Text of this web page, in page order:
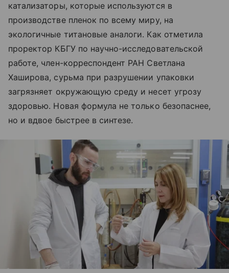
катализаторы, которые используются в
производстве пленок по всему миру, на
экологичные титановые аналоги. Как отметила
проректор КБГУ по научно-исследовательской
работе, член-корреспондент РАН Светлана
Хаширова, сурьма при разрушении упаковки
загрязняет окружающую среду и несет угрозу
здоровью. Новая формула не только безопаснее,
но и вдвое быстрее в синтезе.